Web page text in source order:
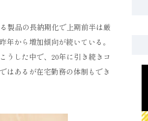
製品の長納期化で上期前半は厳
から増加傾向が続いている。
うした中で、20年に引き続きコ
はあるが在宅勤務の体制もでき